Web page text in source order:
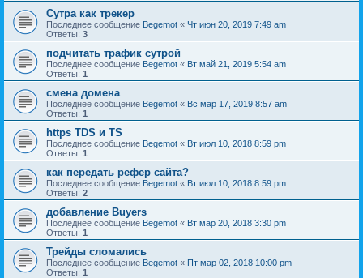
Сутра как трекер
Последнее сообщение Begemot « Чт июн 20, 2019 7:49 am
Ответы: 3
подчитать трафик сутрой
Последнее сообщение Begemot « Вт май 21, 2019 5:54 am
Ответы: 1
смена домена
Последнее сообщение Begemot « Вс мар 17, 2019 8:57 am
Ответы: 1
https TDS и TS
Последнее сообщение Begemot « Вт июл 10, 2018 8:59 pm
Ответы: 1
как передать рефер сайта?
Последнее сообщение Begemot « Вт июл 10, 2018 8:59 pm
Ответы: 2
добавление Buyers
Последнее сообщение Begemot « Вт мар 20, 2018 3:30 pm
Ответы: 1
Трейды сломались
Последнее сообщение Begemot « Пт мар 02, 2018 10:00 pm
Ответы: 1